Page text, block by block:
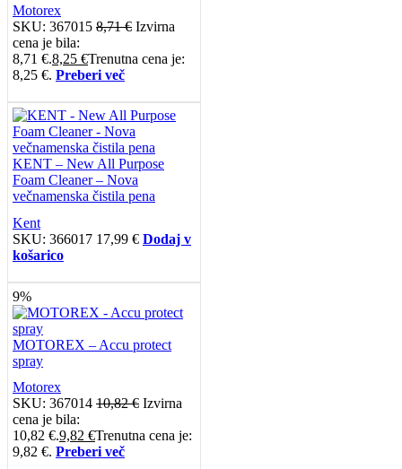
Motorex
SKU: 367015 8,71€ Izvirna
cena je bila:
8,71 €.8,25 €Trenutna cena je:
8,25 €. Preberi več
KENT – New All Purpose
Foam Cleaner – Nova
večnamenska čistila pena
Kent
SKU: 366017 17,99 € Dodaj v
košarico
9%
MOTOREX – Accu protect
spray
Motorex
SKU: 367014 10,82€ Izvirna
cena je bila:
10,82 €.9,82 €Trenutna cena je:
9,82 €. Preberi več